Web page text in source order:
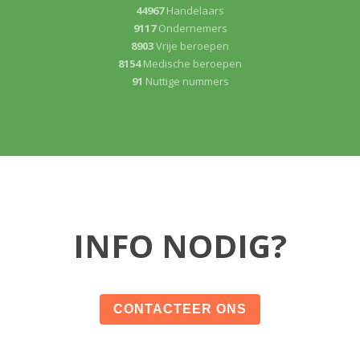
44967Handelaars
9117Ondernemers
8903Vrije beroepen
8154Medische beroepen
91 Nuttige nummers
INFO NODIG?
CONTACTEER ONS